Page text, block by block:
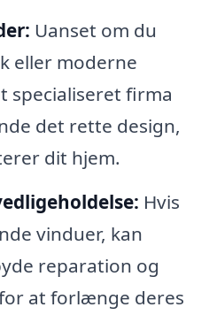
Uanset om du
eller moderne
specialiseret firma
det rette design,
dit hjem.
Hvis
vinduer, kan
reparation og
at forlænge deres